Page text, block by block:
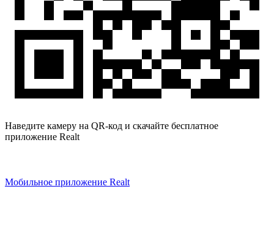
Наведите камеру на QR-код и скачайте бесплатное
приложение Realt
Мобильное приложение Realt